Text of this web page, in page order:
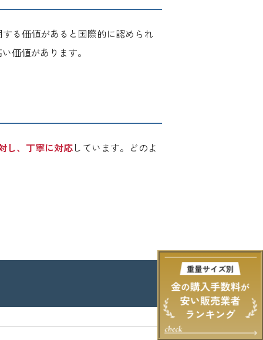
る価値があると国際的に認められ
価値があります。
し、丁寧に対応しています。どのよ